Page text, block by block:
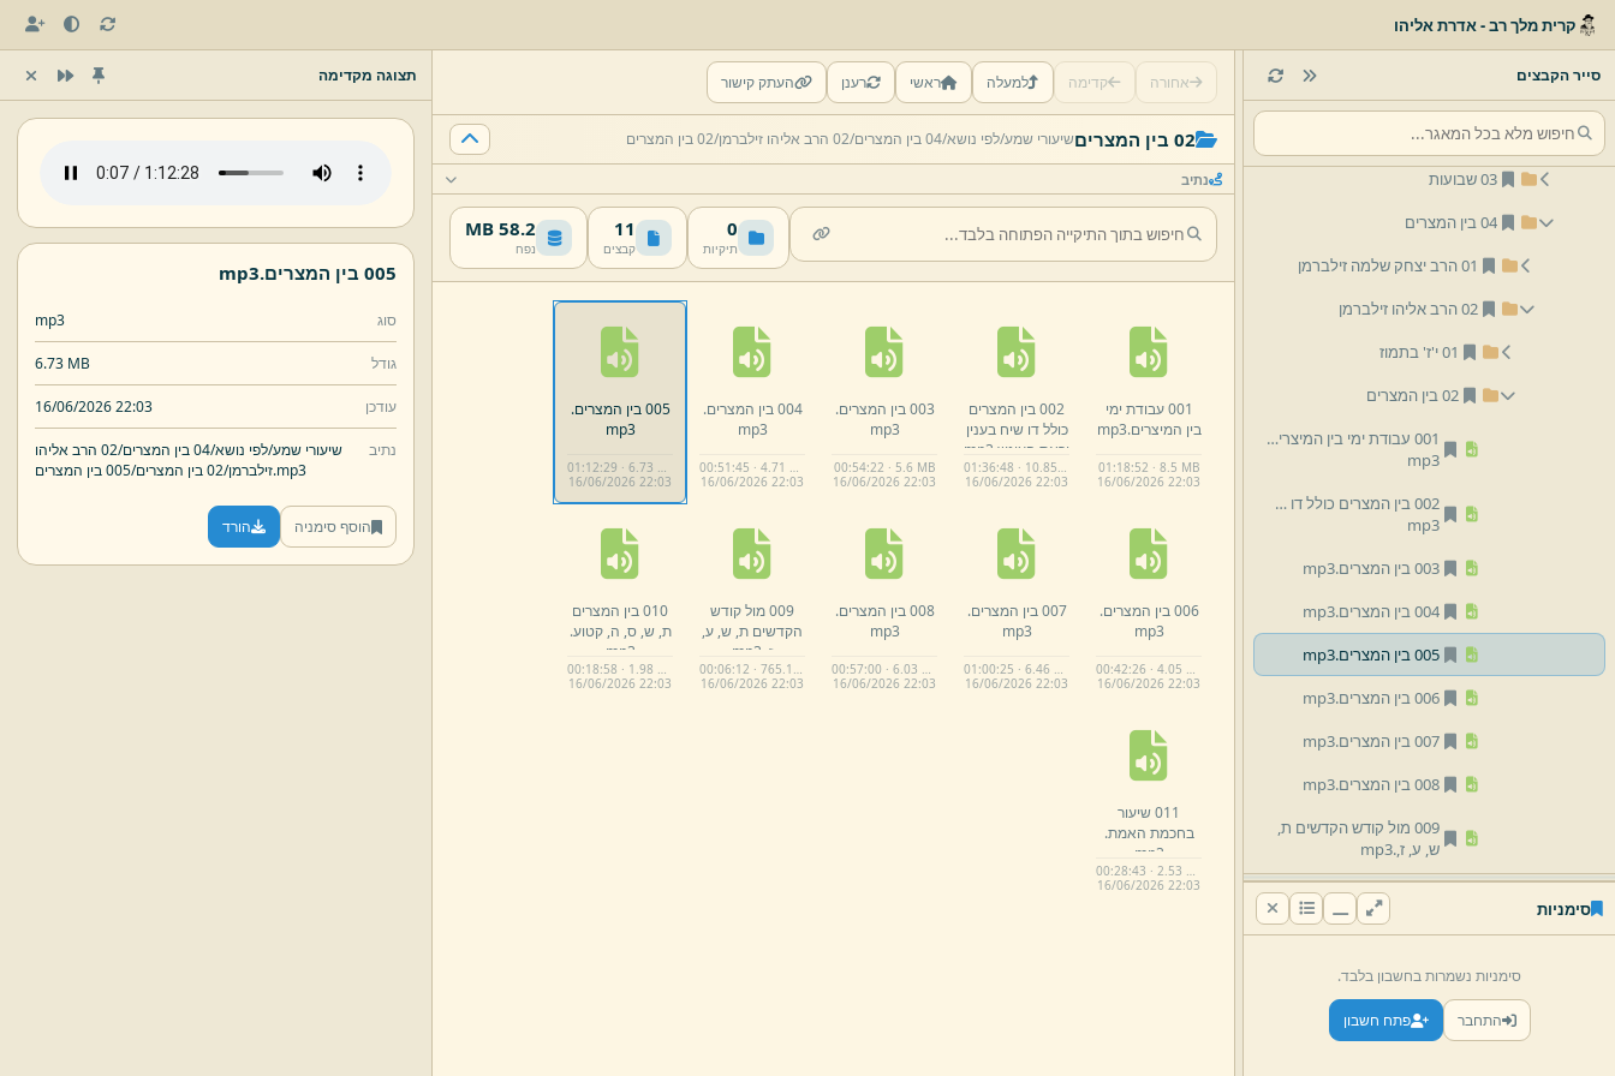
קרית מלך רב - אדרת אליהו
סייר הקבצים
שיעורי שמע
01 פסח
03 שבועות
01 הרב יצחק שלמה זילברמן
02 הרב אליהו זילברמן
01 י'ז' בתמוז
02 בין המצרים
001 עבודת ימי בין המיצרים.
mp3
002 בין המצרים כולל דו שיח בענין יראת העונש.
mp3
003 בין המצרים.
mp3
004 בין המצרים.
mp3
005 בין המצרים.
mp3
006 בין המצרים.
mp3
007 בין המצרים.
mp3
008 בין המצרים.
mp3
009 מול קודש הקדשים ת,
ש, ע, ז,.
mp3
ש,ס,ה,
mp3
mp3
03 תשעה באב
סימניות
סימניות נשמרות בחשבון בלבד.
התחבר פתח חשבון
אחורה קדימה למעלה ראשי רענן העתק קישור
02 בין המצרים שיעורי שמע/לפי נושא/ 02 הרב אליהו זילברמן/ 02 בין המצרים
נתיב
0
תיקיות
11
קבצים
58.2 MB
נפח
001 עבודת ימי
בין המיצרים.mp3
01:18:52 · 8.5 MB
16/06/2026 22:03
002 בין המצרים
כולל דו שיח בענין
יראת העונש. mp3
01:36:48 · 10.85 MB
16/06/2026 22:03
003 בין המצרים.
mp3
00:54:22 · 5.6 MB
16/06/2026 22:03
004 בין המצרים.
mp3
00:51:45 · 4.71 MB
16/06/2026 22:03
005 בין המצרים.
mp3
01:12:29 · 6.73 MB
16/06/2026 22:03
006 בין המצרים.
mp3
00:42:26 · 4.05 MB
16/06/2026 22:03
007 בין המצרים.
mp3
01:00:25 · 6.46 MB
16/06/2026 22:03
008 בין המצרים.
mp3
00:57:00 · 6.03 MB
16/06/2026 22:03
009 מול קודש
הקדשים ת, ש, ע,
ז, mp3
00:06:12 · 765.1 KB
16/06/2026 22:03
010 בין המצרים
ת, ש, ס, ה, קטוע.
mp3
00:18:58 · 1.98 MB
16/06/2026 22:03
011 שיעור
בחכמת האמת.
mp3
00:28:43 · 2.53 MB
16/06/2026 22:03
תצוגה מקדימה
005 בין המצרים. mp3
סוג mp3
גודל 6.73 MB
עודכן 16/06/2026 22:03
נתיב שיעורי שמע/לפי נושא/
02 הרב אליהו
זילברמן/02 בין המצרים/ 005 בין המצרים.mp3
הוסף סימניה הורד